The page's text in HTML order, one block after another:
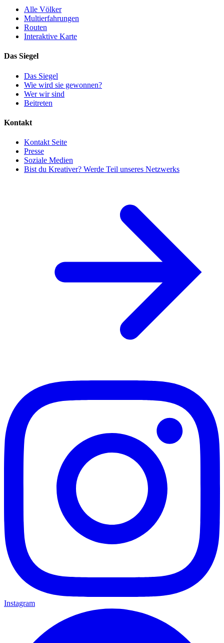
Alle Völker
Multierfahrungen
Routen
Interaktive Karte
Das Siegel
Das Siegel
Wie wird sie gewonnen?
Wer wir sind
Beitreten
Kontakt
Kontakt Seite
Presse
Soziale Medien
Bist du Kreativer? Werde Teil unseres Netzwerks
Instagram